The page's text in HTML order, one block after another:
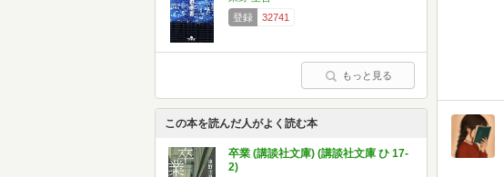
登録
32741
もっと見る
この本を読んだ人がよく読む本
卒業 (講談社文庫) (講談社文庫 ひ 17-
2)